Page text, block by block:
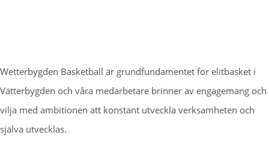
Wetterbygden Basketball är grundfundamentet för elitbasket i
Vätterbygden och våra medarbetare brinner av engagemang och
vilja med ambitionen att konstant utveckla verksamheten och
själva utvecklas.